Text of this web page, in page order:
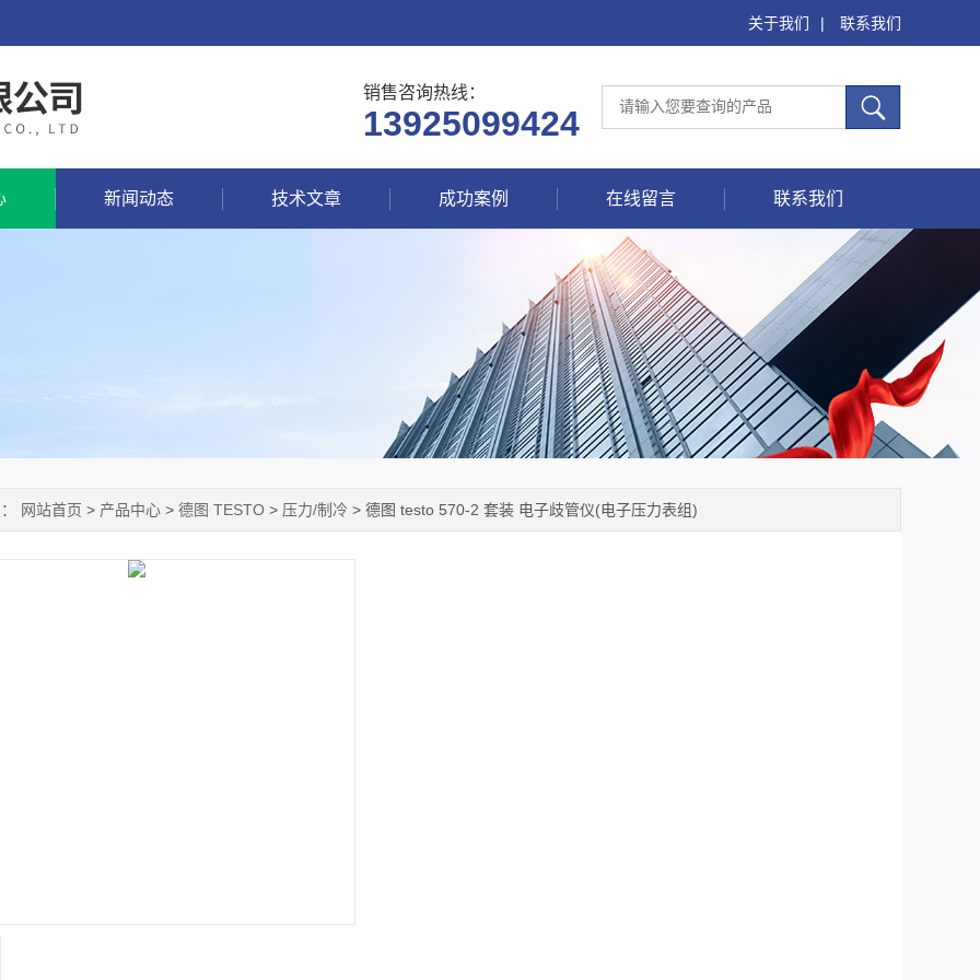
关于我们 | 联系我们
销售咨询热线：
13925099424
新闻动态 技术文章 成功案例 在线留言 联系我们
网站首页 > 产品中心 > 德图 TESTO > 压力/制冷 > 德图 testo 570-2 套装 电子歧管仪(电子压力表组)